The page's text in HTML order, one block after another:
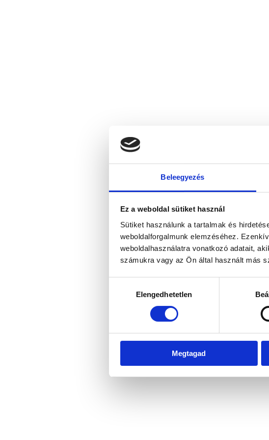
Beleegyezés
Ez a weboldal sütiket használ
Sütiket használunk a tartalmak és
weboldalforgalmunk elemzéséhez.
weboldalhasználatra vonatkozó adatait,
számukra vagy az Ön által használt más
kiválasztásaElengedhetetlen
Megtagad
Application error: a client-side exception has